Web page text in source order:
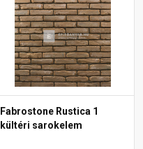
Fabrostone Rustica 1
kültéri sarokelem